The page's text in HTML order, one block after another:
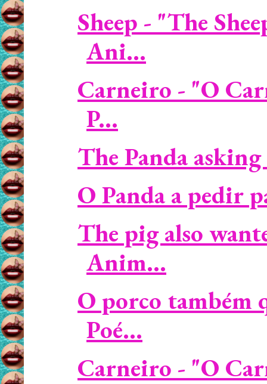
Sheep - "The
Ani...
Carneiro - "O
P...
The Panda
O Panda a pedir
The pig also
Anim...
O porco
Poé...
Carneiro - "O